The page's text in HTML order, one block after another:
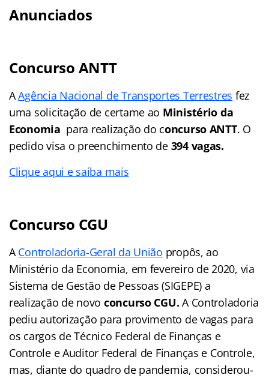
Anunciados
Concurso ANTT
AAgência Nacional de Transportes Terrestres fez
uma solicitação de certame ao Ministério da
Economia para realização do concurso ANTT. O
pedido visa o preenchimento de 394 vagas.
Clique aqui e saiba mais
Concurso CGU
AControladoria-Geral da União propôs, ao
Ministério da Economia, em fevereiro de 2020, via
Sistema de Gestão de Pessoas (SIGEPE) a
realização de novo concurso CGU. A Controladoria
pediu autorização para provimento de vagas para
os cargos de Técnico Federal de Finanças e
Controle e Auditor Federal de Finanças e Controle,
mas, diante do quadro de pandemia, considerou-